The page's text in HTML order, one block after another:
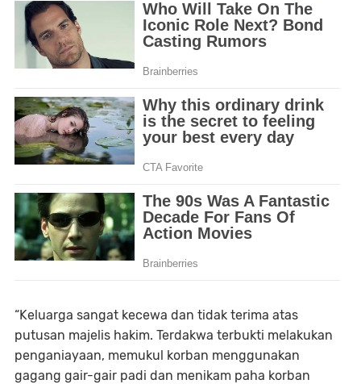
“Keluarga sangat kecewa dan tidak terima atas
putusan majelis hakim. Terdakwa terbukti melakukan
penganiayaan, memukul korban menggunakan
gagang gair-gair padi dan menikam paha korban